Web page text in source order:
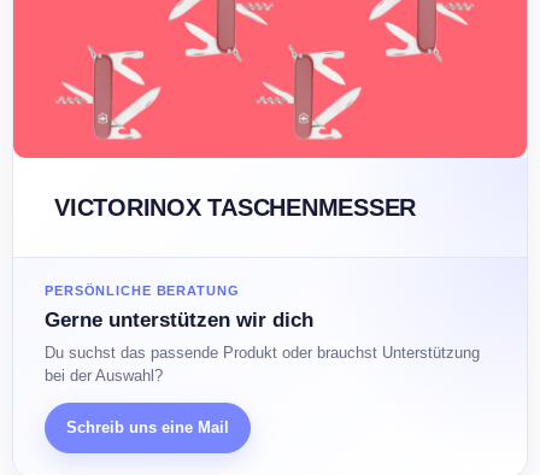
VICTORINOX TASCHENMESSER
PERSÖNLICHE BERATUNG
Gerne unterstützen wir dich
Du suchst das passende Produkt oder brauchst Unterstützung
bei der Auswahl?
Schreib uns eine Mail